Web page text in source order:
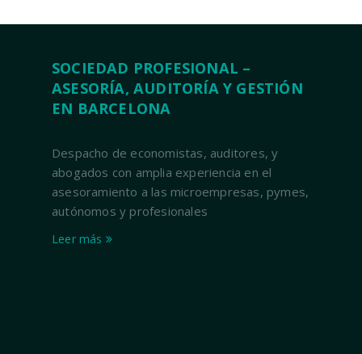
SOCIEDAD PROFESIONAL –
ASESORÍA, AUDITORÍA Y GESTIÓN
EN BARCELONA
Despacho de economistas, auditores, y
abogados con amplia experiencia en el
asesoramiento a las microempresas, pymes,
autónomos y profesionales
Leer más